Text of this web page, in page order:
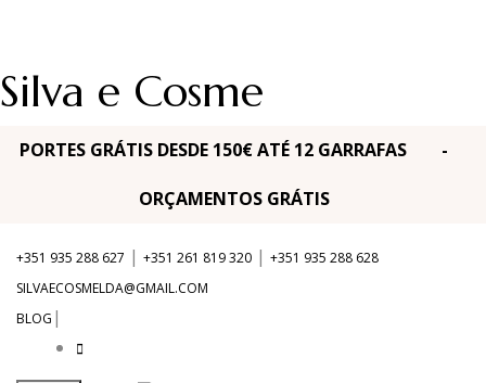
Silva e Cosme
PORTES GRÁTIS DESDE 150€ ATÉ 12 GARRAFAS -
ORÇAMENTOS GRÁTIS
+351 935 288 627 | +351 261 819 320 | +351 935 288 628
SILVAECOSMELDA@GMAIL.COM
BLOG |